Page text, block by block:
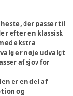
der passer til
efter en klassisk
ekstra
er nøje udvalgt
af sjov for
er en del af
og